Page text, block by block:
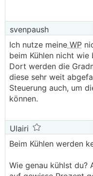
svenpaush
Ich nutze meine WP
beim Kühlen nicht wie
Dort werden die
diese sehr weit
Steuerung auch, um
können.
Ulairi
Beim Kühlen werden
Wie genau kühlst du?